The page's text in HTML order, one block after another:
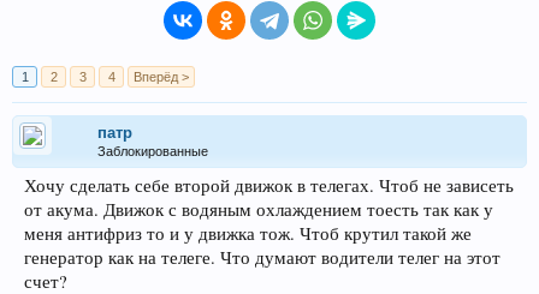
1 2 3 4 Вперёд >
патр
Заблокированные
Хочу сделать себе второй движок в телегах. Чтоб не зависеть
от акума. Движок с водяным охлаждением тоесть так как у
меня антифриз то и у движка тож. Чтоб крутил такой же
генератор как на телеге. Что думают водители телег на этот
счет?